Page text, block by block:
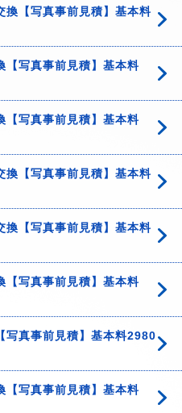
換【写真事前見積】基本料
【写真事前見積】基本料
【写真事前見積】基本料
換【写真事前見積】基本料
換【写真事前見積】基本料
【写真事前見積】基本料
写真事前見積】基本料2980
【写真事前見積】基本料